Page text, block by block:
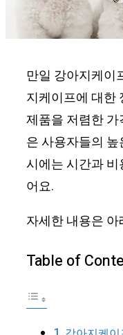
만일 강아지케이
지케이프에 대한
제품을 저렴한
은 사용자들의
시에는 시간과
어요.
자세한 내용은
Table of